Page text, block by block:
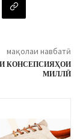
мақолаи навбатӣ
КОНСЕПСИЯҲОИ
МИЛЛӢ